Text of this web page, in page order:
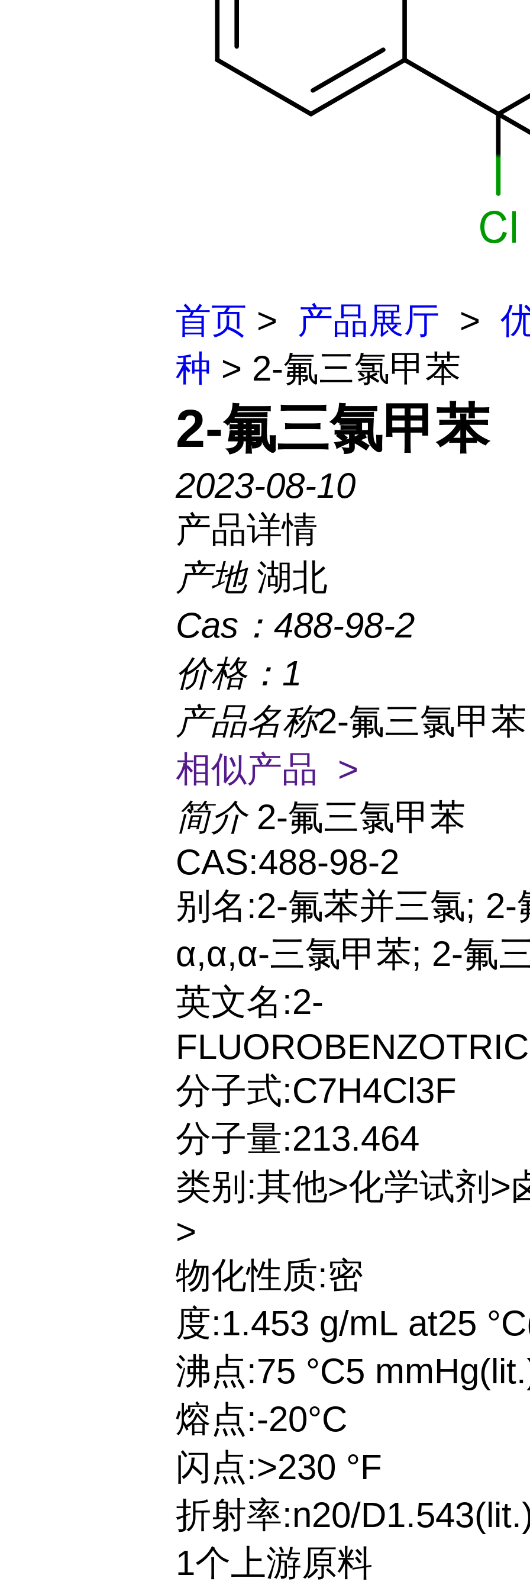
首页 > 产品展厅 >
种 > 2-氟三氯甲苯
2-氟三氯甲苯
2023-08-10
产品详情
产地 湖北
Cas： 488-98-2
价格： 1
产品名称2-氟三氯甲
相似产品 >
简介 2-氟三氯甲苯
CAS:488-98-2
别名:2-氟苯并三氯; 2-
α,α,α-三氯甲苯; 2-氟
英文名:2-
分子式:C7H4Cl3F
分子量:213.464
类别:其他>化学试剂>
>
物化性质:密
度:1.453 g/mL at25
沸点:75 °C5
熔点:-20°C
闪点:>230 °F
折射率:n20/
1个上游原料